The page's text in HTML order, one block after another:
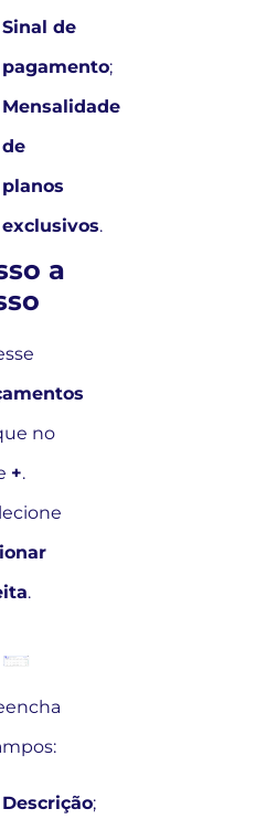
Sinal de
pagamento;
Mensalidade
de
planos
exclusivos.
a
no
+.
.
Descrição;